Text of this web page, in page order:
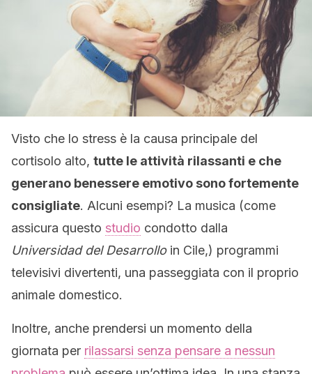
Visto che lo stress è la causa principale del
cortisolo alto, tutte le attività rilassanti e che
generano benessere emotivo sono fortemente
consigliate. Alcuni esempi? La musica (come
assicura questo studio condotto dalla
Universidad del Desarrolloin Cile,) programmi
televisivi divertenti, una passeggiata con il proprio
animale domestico.
Inoltre, anche prendersi un momento della
giornata per rilassarsi senza pensare a nessun